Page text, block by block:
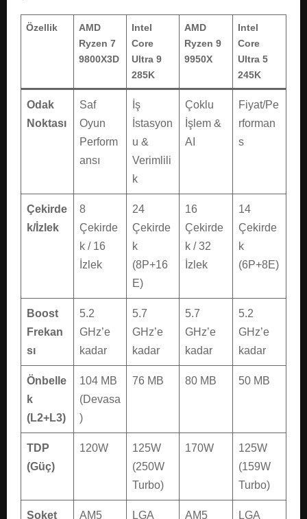
Özellik
AMD
Ryzen 7
9800X3D
Intel
Core
Ultra 9
285K
AMD
Ryzen 9
9950X
Intel
Core
Ultra 5
245K
Odak
Noktası
Saf
Oyun
Perform
ansı
İş
İstasyon
u &
Verimlili
k
Çoklu
İşlem &
AI
Fiyat/Pe
rforman
s
Çekirde
k/İzlek
8
Çekirde
k / 16
İzlek
24
Çekirde
k
(8P+16
E)
16
Çekirde
k / 32
İzlek
14
Çekirde
k
(6P+8E)
Boost
Frekan
sı
5.2
GHz’e
kadar
5.7
GHz’e
kadar
5.7
GHz’e
kadar
5.2
GHz’e
kadar
Önbelle
k
(L2+L3)
104 MB
(Devasa
)
76 MB 80 MB 50 MB
TDP
(Güç)
120W
125W
(250W
Turbo)
170W
125W
(159W
Turbo)
Soket
AM5
LGA
AM5
LGA